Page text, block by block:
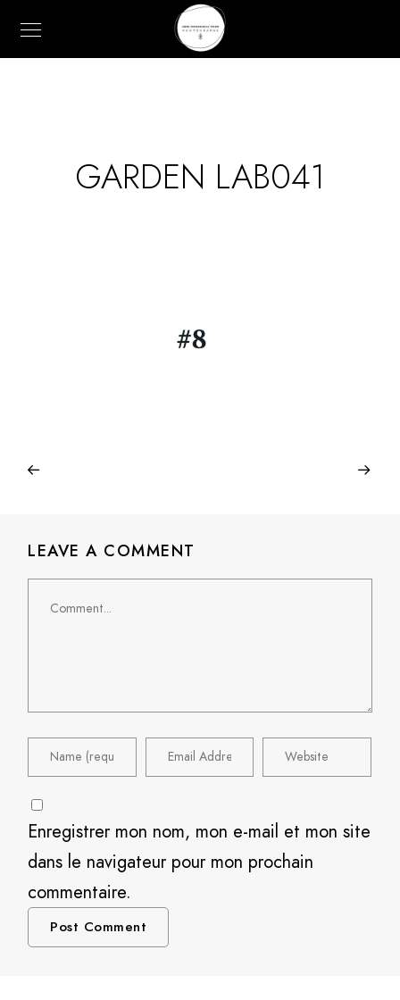
GARDEN LAB041
LEAVE A COMMENT
Enregistrer mon nom, mon e-mail et mon site
dans le navigateur pour mon prochain
commentaire.